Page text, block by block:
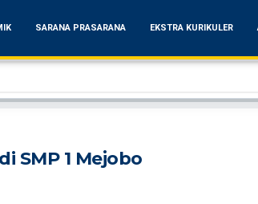
SARANA PRASARANA EKSTRA KURIKULER
SMP 1 Mejobo